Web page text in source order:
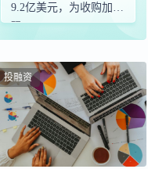
9.2亿美元，为收购加筹
码
投融资